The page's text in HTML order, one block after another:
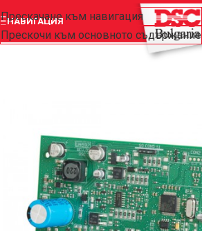
Прескачане към навигация
Прескочи към основното съдържание
НАВИГАЦИЯ